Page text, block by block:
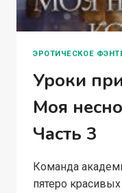
ЭРОТИЧЕСКОЕ
Уроки
Моя
Часть 3
Команда
пятеро